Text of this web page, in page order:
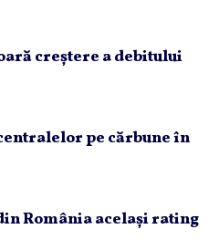
creştere a debitului
pe cărbune în
România acelaşi rating